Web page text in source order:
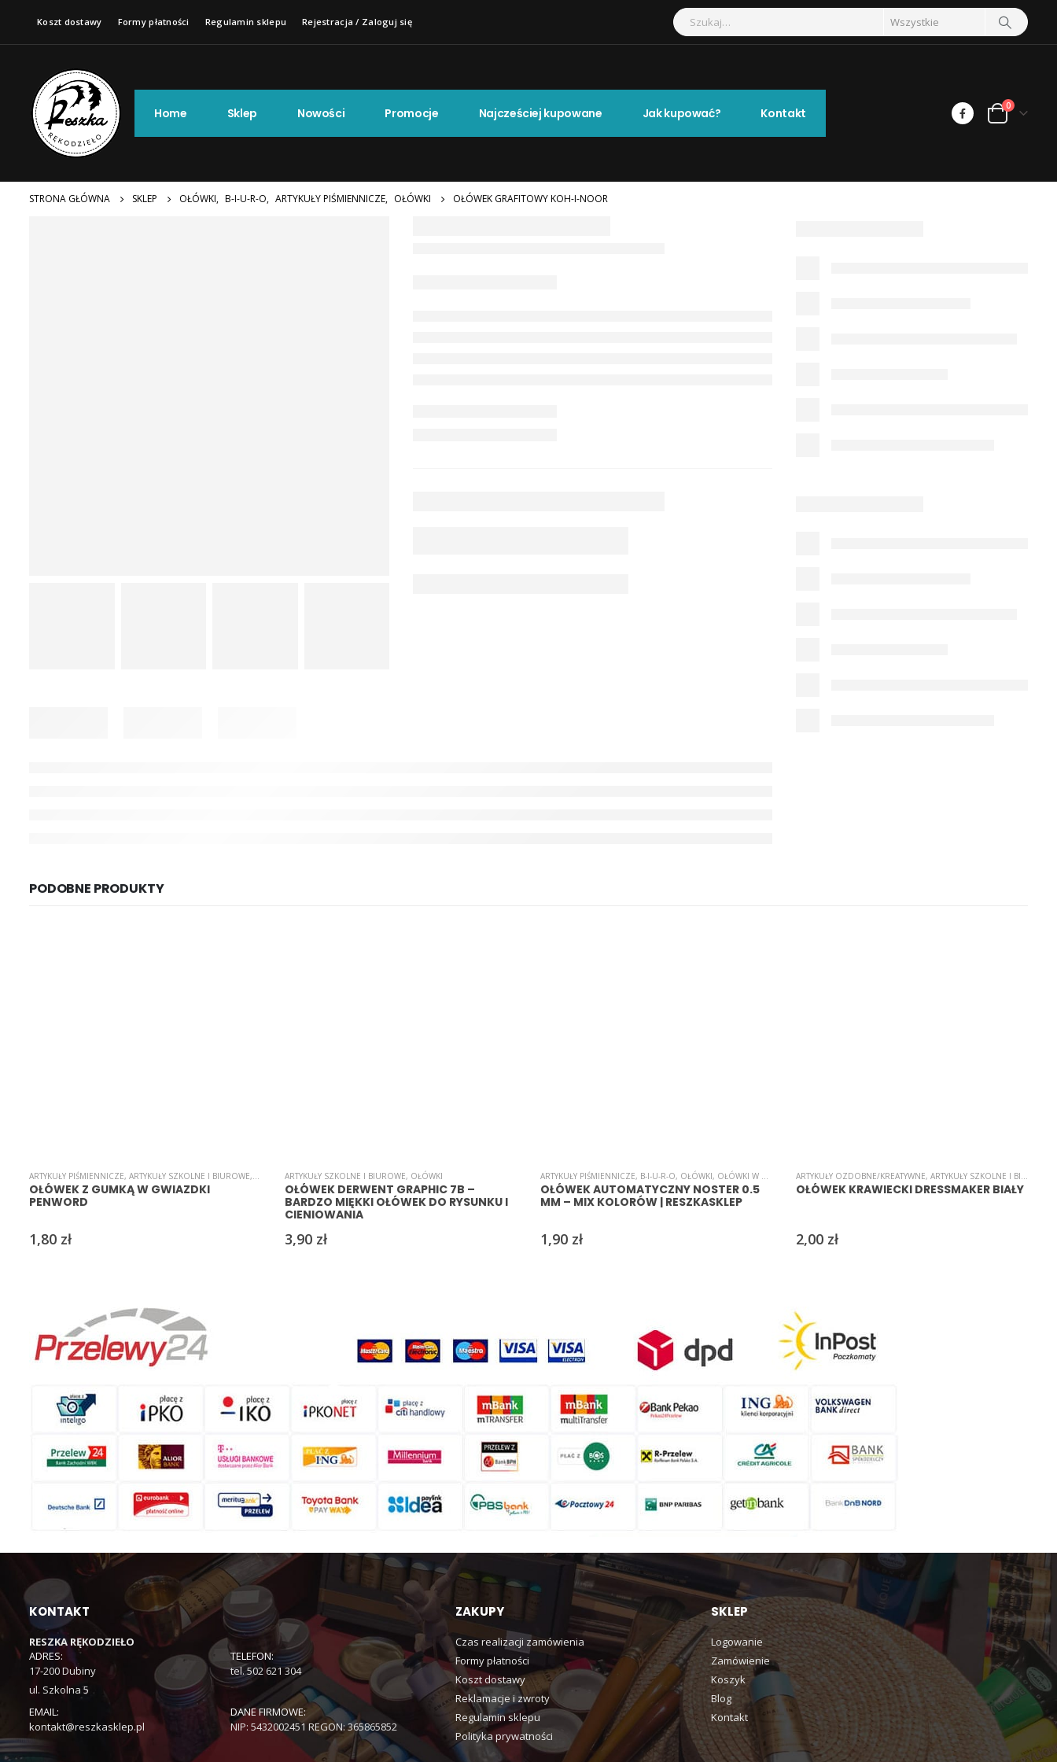
Koszt dostawy Formy płatności Regulamin sklepu Rejestracja / Zaloguj się
Home Sklep Nowości Promocje Najcześciej kupowane Jak kupować? Kontakt 0
STRONA GŁÓWNA SKLEP OŁÓWKI, B-I-U-R-O, ARTYKUŁY PIŚMIENNICZE, OŁÓWKI OŁÓWEK GRAFITOWY KOH-I-NOOR
PODOBNE PRODUKTY
ARTYKUŁY PIŚMIENNICZE, ARTYKUŁY SZKOLNE I BIUROWE, B-I-U-R-O,OŁÓWKI,OŁÓWKI
OŁÓWEK Z GUMKĄ W GWIAZDKI
PENWORD
1,80 zł
ARTYKUŁY SZKOLNE I BIUROWE, OŁÓWKI
OŁÓWEK DERWENT GRAPHIC 7B –
BARDZO MIĘKKI OŁÓWEK DO RYSUNKU I
CIENIOWANIA
3,90 zł
ARTYKUŁY PIŚMIENNICZE, B-I-U-R-O, OŁÓWKI, OŁÓWKI W OBUDOWIE ,ARTYKUŁY SZKOLNE I BIUROWE,OŁÓWKI
OŁÓWEK AUTOMATYCZNY NOSTER 0.5
MM – MIX KOLORÓW | RESZKASKLEP
1,90 zł
ARTYKUŁY OZDOBNE/KREATYWNE, ARTYKUŁY SZKOLNE I BIUROWE
OŁÓWEK KRAWIECKI DRESSMAKER BIAŁY
2,00 zł
KONTAKT
RESZKA RĘKODZIEŁO
ADRES:
17-200 Dubiny
ul. Szkolna 5
TELEFON:
tel. 502 621 304
EMAIL:
kontakt@reszkasklep.pl
DANE FIRMOWE:
NIP: 5432002451 REGON: 365865852
ZAKUPY
Czas realizacji zamówienia
Formy płatności
Koszt dostawy
Reklamacje i zwroty
Regulamin sklepu
Polityka prywatności
SKLEP
Logowanie
Zamówienie
Koszyk
Blog
Kontakt